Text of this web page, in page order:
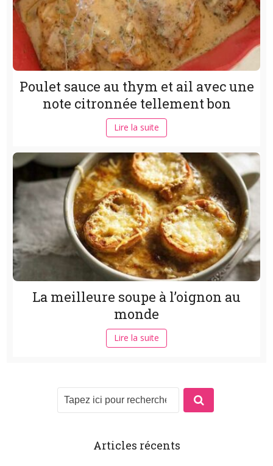
Poulet sauce au thym et ail avec une
note citronnée tellement bon
Lire la suite
La meilleure soupe à l’oignon au
monde
Lire la suite
Articles récents